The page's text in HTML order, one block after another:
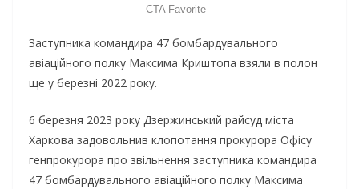
Заступника командира 47 бомбардувального
авіаційного полку Максима Криштопа взяли в полон
ще у березні 2022 року.
6 березня 2023 року Дзержинський райсуд міста
Харкова задовольнив клопотання прокурора Офісу
генпрокурора про звільнення заступника командира
47 бомбардувального авіаційного полку Максима